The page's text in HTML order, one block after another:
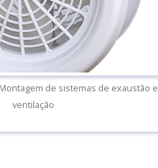
de sistemas de exaustão e
ventilação